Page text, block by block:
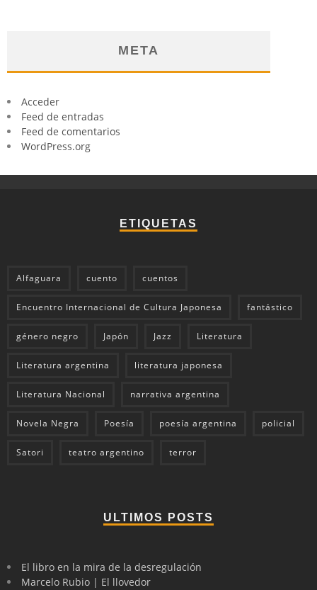
META
Acceder
Feed de entradas
Feed de comentarios
WordPress.org
ETIQUETAS
Alfaguara cuento cuentos
Encuentro Internacional de Cultura Japonesa fantástico
género negro Japón Jazz Literatura
Literatura argentina literatura japonesa
Literatura Nacional narrativa argentina
Novela Negra Poesía poesía argentina policial
Satori teatro argentino terror
ULTIMOS POSTS
El libro en la mira de la desregulación
Marcelo Rubio | El llovedor